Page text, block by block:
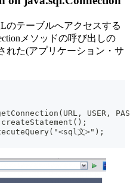
のテーブルへアクセスする
メソッドの呼び出しの
れた(アプリケーション・サ
USER,
文>");